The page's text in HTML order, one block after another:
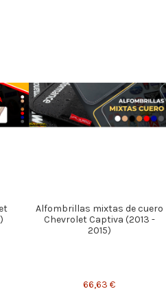
Alfombrillas mixtas de cuero
Chevrolet Captiva (2013 -
2015)
66,63 €